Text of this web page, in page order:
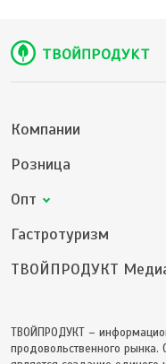
Компании
Розница
Опт
Гастротуризм
ТВОЙПРОДУКТ
ТВОЙПРОДУКТ –
продовольственного